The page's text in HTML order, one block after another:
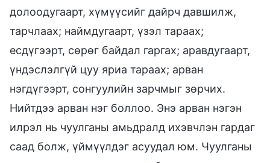
долоодугаарт, хүмүүсийг дайрч давшилж,
тарчлаах; наймдугаарт, үзэл тараах;
есдүгээрт, сөрөг байдал гаргах; аравдугаарт,
үндэслэлгүй цуу яриа тараах; арван
нэгдүгээрт, сонгуулийн зарчмыг зөрчих.
Нийтдээ арван нэг боллоо. Энэ арван нэгэн
илрэл нь чуулганы амьдралд ихэвчлэн гардаг
саад болж, үймүүлдэг асуудал юм. Чуулганы